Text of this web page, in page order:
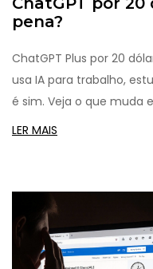
pena?
ChatGPT Plus por 20
usa IA para trabalho,
é sim. Veja o que muda
quando o investimento
LER MAIS